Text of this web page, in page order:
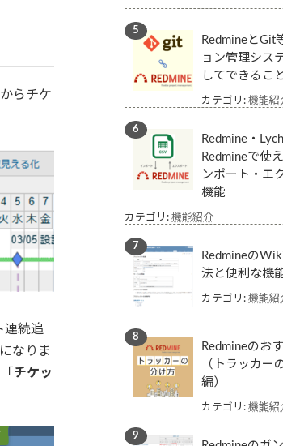
らチケ
連続追
なりま
チケッ
RedmineとGit
ョン管理シス
してできるこ
カテゴリ:機能紹
Redmine・
Redmineで使
ンポート・エ
機能
カテゴリ:機能紹介
Redmineの
法と便利な機
カテゴリ:機能紹
Redmineのお
（トラッカー
編）
カテゴリ:機能紹